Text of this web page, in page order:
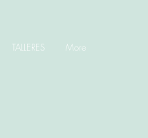
TALLERES More